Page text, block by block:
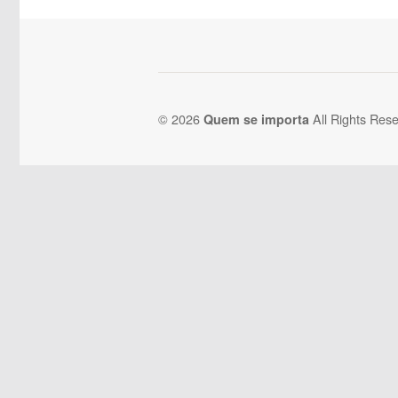
© 2026 Quem se importa All Rights